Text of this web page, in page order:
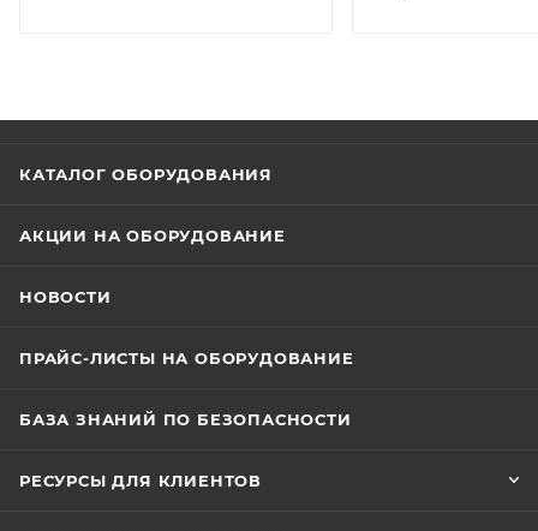
КАТАЛОГ ОБОРУДОВАНИЯ
АКЦИИ НА ОБОРУДОВАНИЕ
НОВОСТИ
ПРАЙС-ЛИСТЫ НА ОБОРУДОВАНИЕ
БАЗА ЗНАНИЙ ПО БЕЗОПАСНОСТИ
РЕСУРСЫ ДЛЯ КЛИЕНТОВ